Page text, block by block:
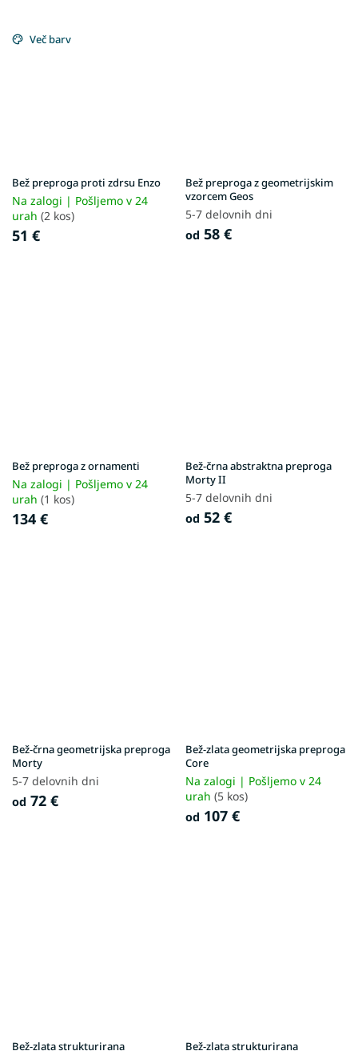
Več barv
Bež preproga proti zdrsu Enzo
Na zalogi | Pošljemo v 24
urah (2 kos)
51 €
Bež preproga z geometrijskim
vzorcem Geos
5-7 delovnih dni
od 58 €
Bež preproga z ornamenti
Na zalogi | Pošljemo v 24
urah (1 kos)
134 €
Bež-črna abstraktna preproga
Morty II
5-7 delovnih dni
od 52 €
Bež-črna geometrijska preproga
Morty
5-7 delovnih dni
od 72 €
Bež-zlata geometrijska preproga
Core
Na zalogi | Pošljemo v 24
urah (5 kos)
od 107 €
Bež-zlata strukturirana
Bež-zlata strukturirana